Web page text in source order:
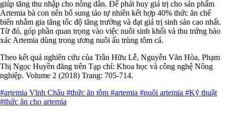
giúp tăng thu nhập cho nông dân. Để phát huy giá trị cho sản phẩm
Artemia bà con nên bổ sung tảo tự nhiên kết hợp 40% thức ăn chế
biến nhằm gia tăng tốc độ tăng trưởng và đạt giá trị sinh sản cao nhất.
Từ đó, góp phần quan trọng vào việc nuôi sinh khối và thu trứng bào
xác Artemia dùng trong ương nuôi ấu trùng tôm cá.
Theo kết quả nghiên cứu của Trần Hữu Lễ, Nguyễn Văn Hòa, Phạm
Thị Ngọc Huyền đăng trên Tạp chí: Khoa học và công nghệ Nông
nghiệp. Volume 2 (2018) Trang: 705-714.
#artemia Vĩnh Châu #thức ăn tôm #artemia #nuôi artemia #Kỹ thuật
#thức ăn cho artemia